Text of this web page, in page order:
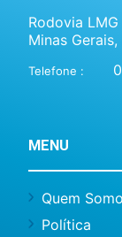
Rodovia
Minas
Telefone :
MENU
Quem
Política